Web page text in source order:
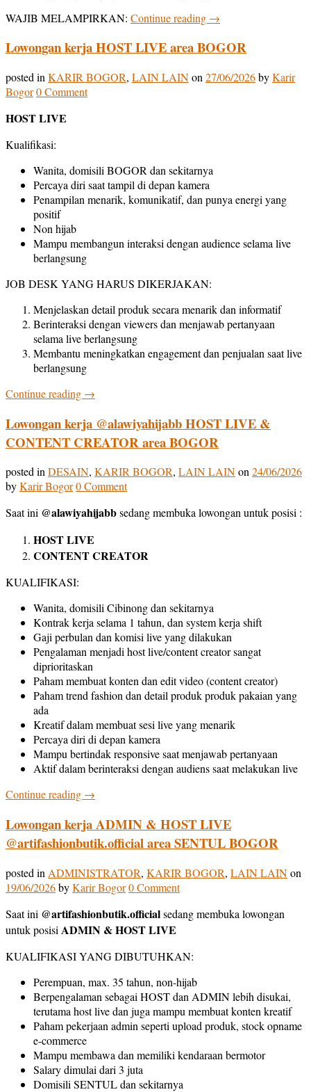
WAJIB MELAMPIRKAN: Continue reading →
Lowongan kerja HOST LIVE area BOGOR
posted in KARIR BOGOR, LAIN LAINon 27/06/2026byKarir
Bogor0 Comment
HOST LIVE
Kualifikasi:
Wanita, domisili BOGOR dan sekitarnya
Percaya diri saat tampil di depan kamera
Penampilan menarik, komunikatif, dan punya energi yang
positif
Non hijab
Mampu membangun interaksi dengan audience selama live
berlangsung
JOB DESK YANG HARUS DIKERJAKAN:
Menjelaskan detail produk secara menarik dan informatif
Berinteraksi dengan viewers dan menjawab pertanyaan
selama live berlangsung
Membantu meningkatkan engagement dan penjualan saat live
berlangsung
Continue reading →
Lowongan kerja @alawiyahijabb HOST LIVE &
CONTENT CREATOR area BOGOR
posted inDESAIN, KARIR BOGOR, LAIN LAINon24/06/2026
byKarir Bogor0 Comment
Saat ini @alawiyahijabbsedang membuka lowongan untuk posisi :
HOST LIVE
CONTENT CREATOR
KUALIFIKASI:
Wanita, domisili Cibinong dan sekitarnya
Kontrak kerja selama 1 tahun, dan system kerja shift
Gaji perbulan dan komisi live yang dilakukan
Pengalaman menjadi host live/content creator sangat
diprioritaskan
Paham membuat konten dan edit video (content creator)
Paham trend fashion dan detail produk produk pakaian yang
ada
Kreatif dalam membuat sesi live yang menarik
Percaya diri di depan kamera
Mampu bertindak responsive saat menjawab pertanyaan
Aktif dalam berinteraksi dengan audiens saat melakukan live
Continue reading →
Lowongan kerja ADMIN & HOST LIVE
@artifashionbutik.official area SENTUL BOGOR
posted in ADMINISTRATOR, KARIR BOGOR, LAIN LAINon
19/06/2026byKarir Bogor0 Comment
Saat ini @artifashionbutik.officialsedang membuka lowongan
untuk posisi ADMIN & HOST LIVE
KUALIFIKASI YANG DIBUTUHKAN:
Perempuan, max. 35 tahun, non-hijab
Berpengalaman sebagai HOST dan ADMIN lebih disukai,
terutama host live dan juga mampu membuat konten kreatif
Paham pekerjaan admin seperti upload produk, stock opname
e-commerce
Mampu membawa dan memiliki kendaraan bermotor
Salary dimulai dari 3 juta
Domisili SENTUL dan sekitarnya